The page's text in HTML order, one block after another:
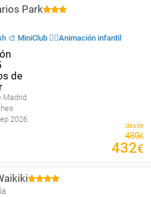
Park
🎨 MiniClub 🤹‍♂️Animación infantil
Madrid
2026
desde
480€
432€